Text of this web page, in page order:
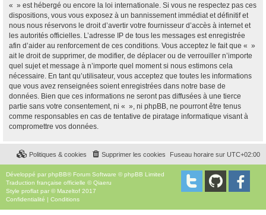
« » est hébergé ou encore la loi internationale. Si vous ne respectez pas ces
dispositions, vous vous exposez à un bannissement immédiat et définitif et
nous nous réservons le droit d’avertir votre fournisseur d’accès à internet et
les autorités officielles. L’adresse IP de tous les messages est enregistrée
afin d’aider au renforcement de ces conditions. Vous acceptez le fait que « »
ait le droit de supprimer, de modifier, de déplacer ou de verrouiller n’importe
quel sujet et message à n’importe quel moment si nous estimons cela
nécessaire. En tant qu’utilisateur, vous acceptez que toutes les informations
que vous avez renseignées soient enregistrées dans notre base de
données. Bien que ces informations ne seront pas diffusées à une tierce
partie sans votre consentement, ni « », ni phpBB, ne pourront être tenus
comme responsables en cas de tentative de piratage informatique visant à
compromettre vos données.
Fuseau horaire sur UTC+02:00
Supprimer les cookies
Politiques & cookies
Développé par phpBB® Forum Software © phpBB Limited
Traduction française officielle ©Qiaeru
Style proflat par © Mazeltof 2017
Confidentialité | Conditions